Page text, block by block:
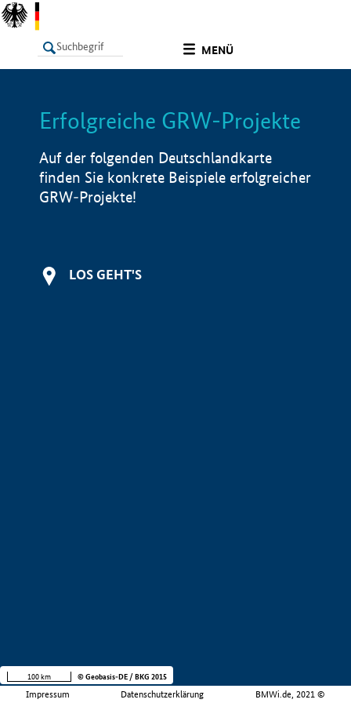
MENÜ
LISTE Info
Erfolgreiche GRW-Projekte
Auf der folgenden Deutschlandkarte
finden Sie konkrete Beispiele erfolgreicher
GRW-Projekte!
LOS GEHT'S
Impressum Datenschutzerklärung BMWi.de, 2021 ©
100 km © Geobasis-DE / BKG 2015